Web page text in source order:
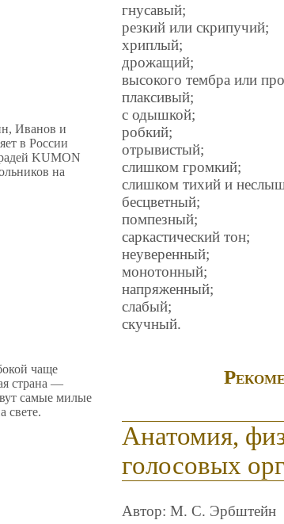
Иванов и
в России
KUMON
на
чаще
страна —
самые милые
свете.
гнусавый;
резкий или скрипучий;
хриплый;
дрожащий;
высокого тембра или
плаксивый;
с одышкой;
робкий;
отрывистый;
слишком громкий;
слишком тихий и
бесцветный;
помпезный;
саркастический тон;
неуверенный;
монотонный;
напряженный;
слабый;
скучный.
Анатомия,
голосовых
Автор: М. С. Эрбштейн